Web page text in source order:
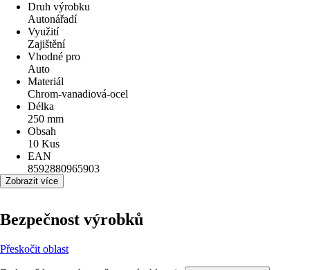
Druh výrobku
Autonářadí
Využití
Zajištění
Vhodné pro
Auto
Materiál
Chrom-vanadiová-ocel
Délka
250 mm
Obsah
10 Kus
EAN
8592880965903
Zobrazit více
Bezpečnost výrobků
Přeskočit oblast